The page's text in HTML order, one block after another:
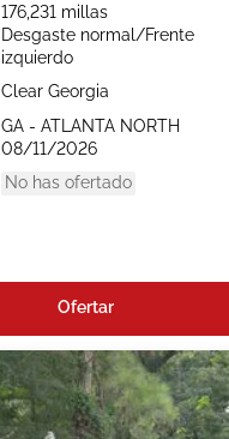
176,231 millas
Desgaste normal/Frente
izquierdo
Clear Georgia
GA - ATLANTA NORTH
08/11/2026
No has ofertado
Ofertar